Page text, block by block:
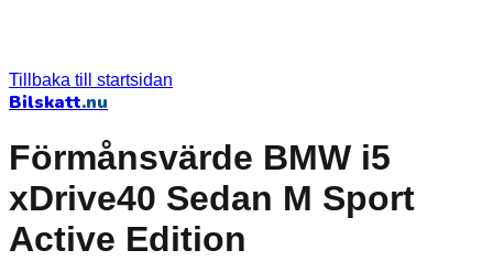
Tillbaka till startsidan
Bilskatt.nu
Förmånsvärde BMW i5
xDrive40 Sedan M Sport
Active Edition